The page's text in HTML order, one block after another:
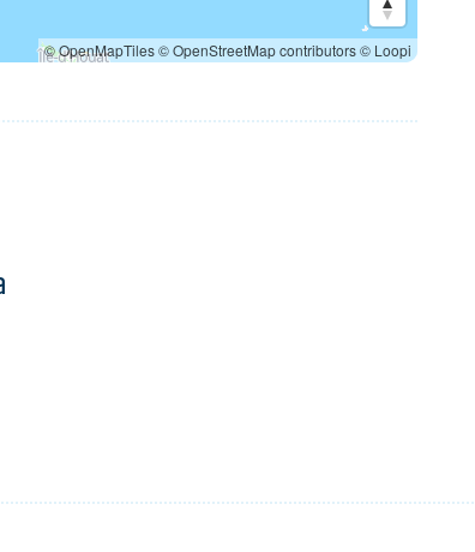
© OpenMapTiles© OpenStreetMap contributors© Loopi